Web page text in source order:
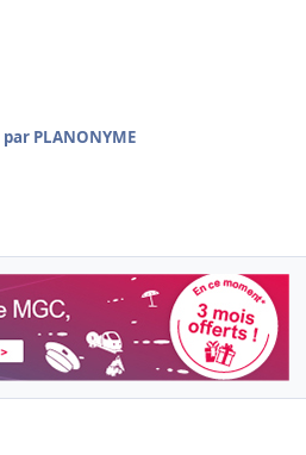
par PLANONYME